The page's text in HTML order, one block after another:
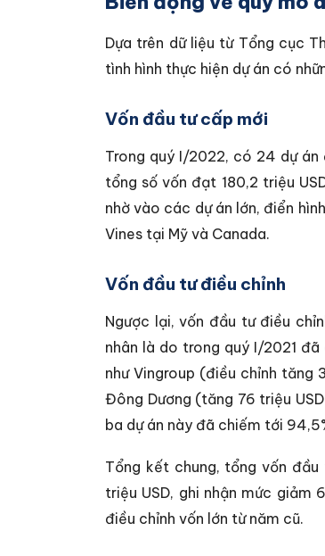
Dựa trên dữ liệu từ Tổng cục
tình hình thực hiện dự án có
Vốn đầu tư cấp mới
Trong quý I/2022, có 24 dự
tổng số vốn đạt 180,2 triệu
nhờ vào các dự án lớn, điển
Vines tại Mỹ và Canada.
Vốn đầu tư điều chỉnh
Ngược lại, vốn đầu tư điều
nhân là do trong quý I/2021
như Vingroup (điều chỉnh tăng
Đông Dương (tăng 76 triệu
ba dự án này đã chiếm tới
Tổng kết chung, tổng vốn
triệu USD, ghi nhận mức
điều chỉnh vốn lớn từ năm cũ.